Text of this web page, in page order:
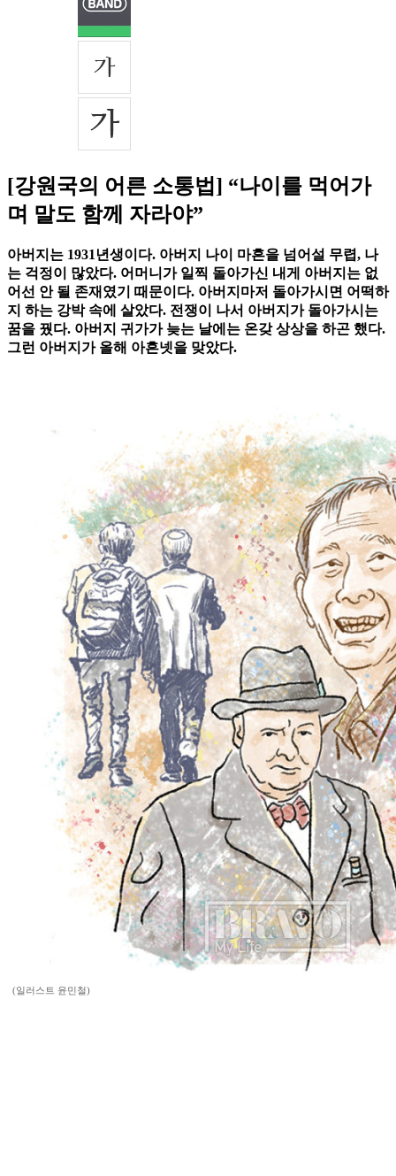
[강원국의 어른 소통법] “나이를 먹어가
며 말도 함께 자라야”
아버지는 1931년생이다. 아버지 나이 마흔을 넘어설 무렵, 나
는 걱정이 많았다. 어머니가 일찍 돌아가신 내게 아버지는 없
어선 안 될 존재였기 때문이다. 아버지마저 돌아가시면 어떡하
지 하는 강박 속에 살았다. 전쟁이 나서 아버지가 돌아가시는
꿈을 꿨다. 아버지 귀가가 늦는 날에는 온갖 상상을 하곤 했다.
그런 아버지가 올해 아흔넷을 맞았다.
(일러스트 윤민철)